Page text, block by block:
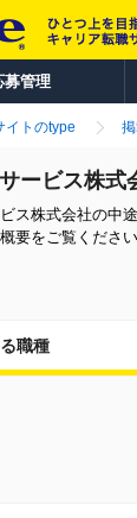
募管理
イトのtype
ービス株式
ス株式会社の中
要をご覧ください
職種